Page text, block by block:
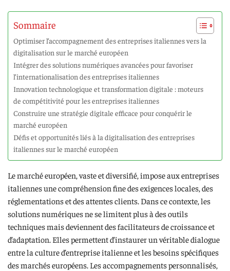
Sommaire
Optimiser l’accompagnement des entreprises italiennes vers la
digitalisation sur le marché européen
Intégrer des solutions numériques avancées pour favoriser
l’internationalisation des entreprises italiennes
Innovation technologique et transformation digitale : moteurs
de compétitivité pour les entreprises italiennes
Construire une stratégie digitale efficace pour conquérir le
marché européen
Défis et opportunités liés à la digitalisation des entreprises
italiennes sur le marché européen
Le marché européen, vaste et diversifié, impose aux entreprises
italiennes une compréhension fine des exigences locales, des
réglementations et des attentes clients. Dans ce contexte, les
solutions numériques ne se limitent plus à des outils
techniques mais deviennent des facilitateurs de croissance et
d’adaptation. Elles permettent d’instaurer un véritable dialogue
entre la culture d’entreprise italienne et les besoins spécifiques
des marchés européens. Les accompagnements personnalisés,